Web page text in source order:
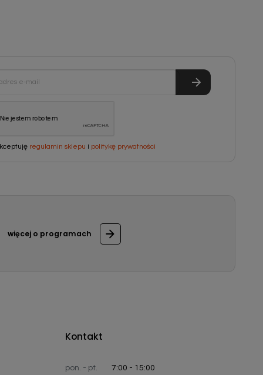
regulamin sklepu i politykę prywatności
więcej o programach
Kontakt
pon. - pt. 7:00 - 15:00